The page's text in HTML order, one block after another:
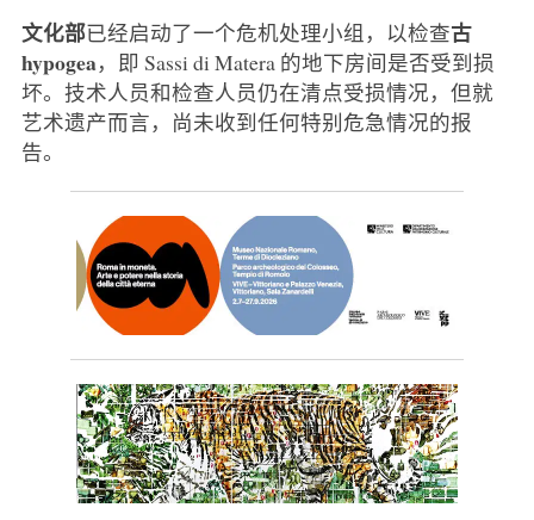
文化部已经启动了一个危机处理小组，以检查古
hypogea，即 Sassi di Matera 的地下房间是否受到损
坏。技术人员和检查人员仍在清点受损情况，但就
艺术遗产而言，尚未收到任何特别危急情况的报
告。